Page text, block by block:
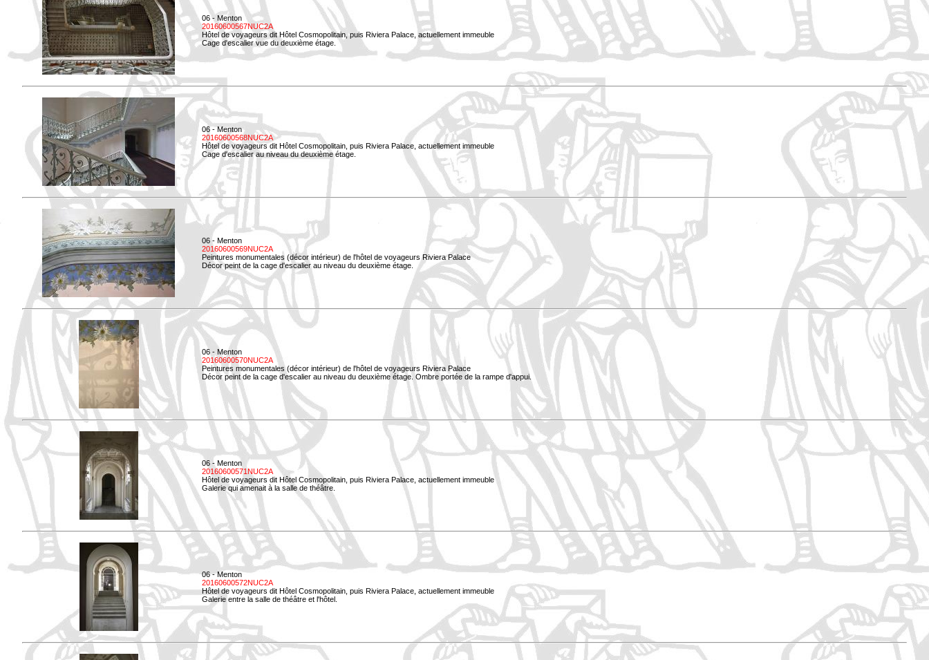
06 - Menton
20160600567NUC2A
Hôtel de voyageurs dit Hôtel Cosmopolitain, puis Riviera Palace, actuellement immeuble
Cage d'escalier vue du deuxième étage.
06 - Menton
20160600568NUC2A
Hôtel de voyageurs dit Hôtel Cosmopolitain, puis Riviera Palace, actuellement immeuble
Cage d'escalier au niveau du deuxième étage.
06 - Menton
20160600569NUC2A
Peintures monumentales (décor intérieur) de l'hôtel de voyageurs Riviera Palace
Décor peint de la cage d'escalier au niveau du deuxième étage.
06 - Menton
20160600570NUC2A
Peintures monumentales (décor intérieur) de l'hôtel de voyageurs Riviera Palace
Décor peint de la cage d'escalier au niveau du deuxième étage. Ombre portée de la rampe d'appui.
06 - Menton
20160600571NUC2A
Hôtel de voyageurs dit Hôtel Cosmopolitain, puis Riviera Palace, actuellement immeuble
Galerie qui amenait à la salle de théâtre.
06 - Menton
20160600572NUC2A
Hôtel de voyageurs dit Hôtel Cosmopolitain, puis Riviera Palace, actuellement immeuble
Galerie entre la salle de théâtre et l'hôtel.